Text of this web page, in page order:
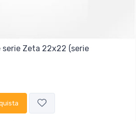
serie Zeta 22x22 (serie